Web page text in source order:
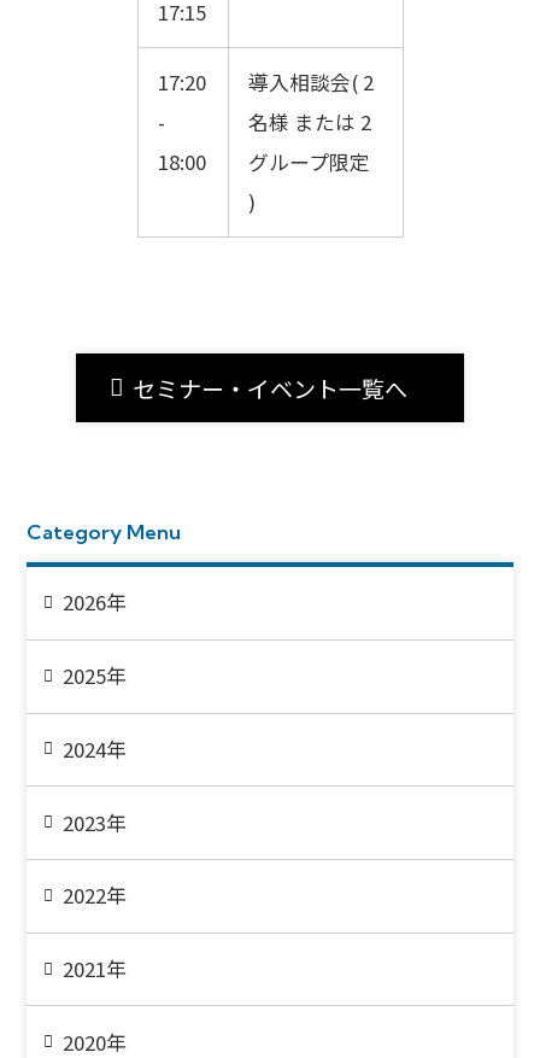
17:15
17:20
-
18:00
導入相談会( 2
名様 または 2
グループ限定
)
セミナー・イベント一覧へ
Category Menu
2026年
2025年
2024年
2023年
2022年
2021年
2020年